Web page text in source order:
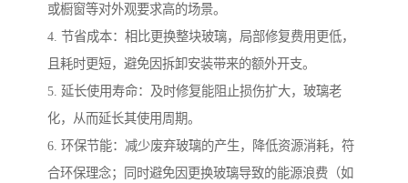
或橱窗等对外观要求高的场景。
4. 节省成本：相比更换整块玻璃，局部修复费用更低，
且耗时更短，避免因拆卸安装带来的额外开支。
5. 延长使用寿命：及时修复能阻止损伤扩大，玻璃老
化，从而延长其使用周期。
6. 环保节能：减少废弃玻璃的产生，降低资源消耗，符
合环保理念；同时避免因更换玻璃导致的能源浪费（如